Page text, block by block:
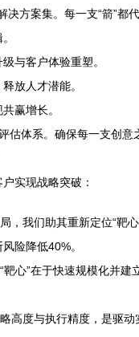
决方案集。每一支“箭”都
与客户体验重塑。
放人才潜能。
赢增长。
估体系。确保每一支创
实现战略突破：
，我们助其重新定位“靶
险降低40%。
“靶心”在于快速规模化并
高度与执行精度，是驱动